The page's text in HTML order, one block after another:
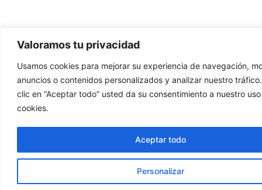
Valoramos tu privacidad
Usamos cookies para mejorar su experiencia de navegación,
anuncios o contenidos personalizados y analizar nuestro
clic en “Aceptar todo” usted da su consentimiento a nuestro
cookies.
Personalizar
Aceptar todo
Opiniones De Clientes
Genial!! Te atienden y asesoran con
profesionalidad. Muy buenos resultados